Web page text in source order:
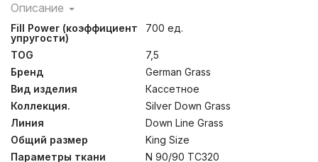
Описание
Кассетные пушистые одеяла коллекции GRASS
SILVER DOWN LINE наполнены серым пухом гусей
Тулузской породы категории “Экстра”. Чехлы
выполнены из немецкой ткани, прошедшей финишную
обработку SanProCare® Sensitive, которая позволяет
материалу усиленно поглощать и отдавать влагу.
Ткани сертифицированы по OEKO-TEX® Standard 100 –
международному стандарту безопасности
текстильных изделий. Ткани, отмеченные маркировкой
«Bramscher Tuch» – это безусловный знак качества и
великолепный результат работы специалистов из
города Бра́мше в Германии. Высочайшей оценки
Fill Power (коэффициент
упругости)
700 ед.
TOG
7,5
Бренд
German Grass
Вид изделия
Кассетное
Коллекция.
Silver Down Grass
Линия
Down Line Grass
Общий размер
King Size
Параметры ткани
N 90/90 TC320